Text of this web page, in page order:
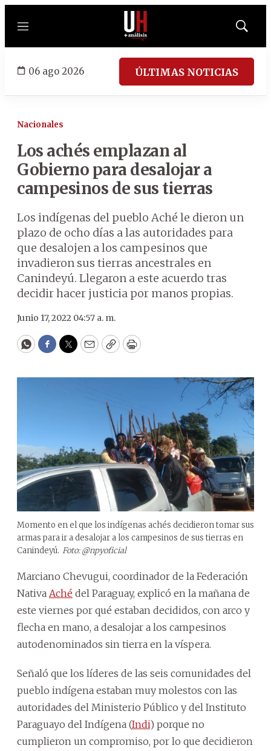
Menú
Mostrar
06 ago 2026 ÚLTIMAS NOTICIAS
Nacionales
Los achés emplazan al
Gobierno para desalojar a
campesinos de sus tierras
Los indígenas del pueblo Aché le dieron un
plazo de ocho días a las autoridades para
que desalojen a los campesinos que
invadieron sus tierras ancestrales en
Canindeyú. Llegaron a este acuerdo tras
decidir hacer justicia por manos propias.
Junio 17, 2022 04:57 a. m.
WhatsApp
Facebook
Twitter
EmailCopyPrint
Momento en el que los indígenas achés decidieron tomar sus
armas para ir a desalojar a los campesinos de sus tierras en
Canindeyú. Foto: @npyoficial
Marciano Chevugui, coordinador de la Federación
Nativa Aché del Paraguay, explicó en la mañana de
este viernes por qué estaban decididos, con arco y
flecha en mano, a desalojar a los campesinos
autodenominados sin tierra en la víspera.
Señaló que los líderes de las seis comunidades del
pueblo indígena estaban muy molestos con las
autoridades del Ministerio Público y del Instituto
Paraguayo del Indígena (Indi) porque no
cumplieron un compromiso, por lo que decidieron